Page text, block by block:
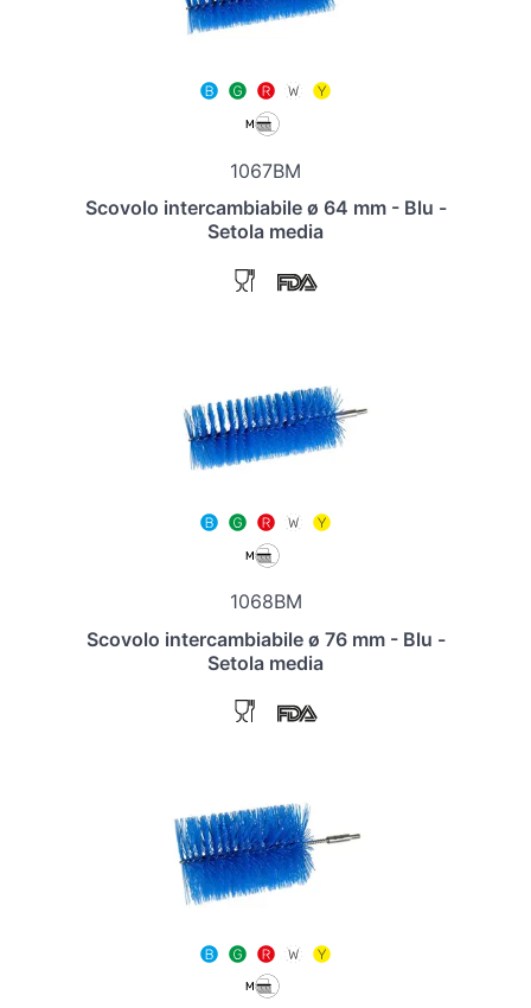
1067BM
Scovolo intercambiabile ø 64 mm - Blu -
Setola media
1068BM
Scovolo intercambiabile ø 76 mm - Blu -
Setola media